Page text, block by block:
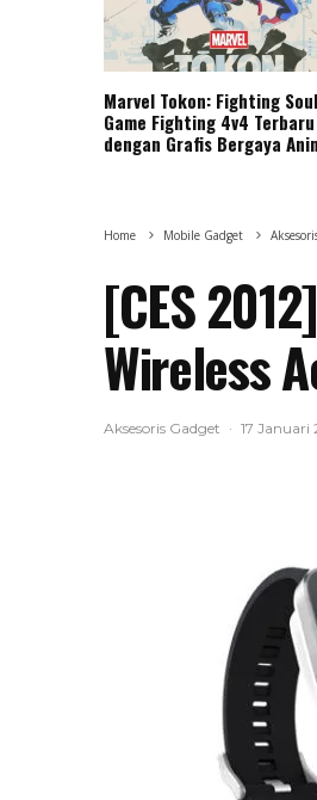
Marvel Tokon: Fighting
Game Fighting 4v4 Terbaru
dengan Grafis Bergaya
Home Mobile Gadget
[CES
Wireless
Aksesoris Gadget · 17 Januari